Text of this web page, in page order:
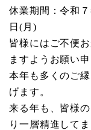
休業期間：令和
日(月)
皆様にはご不便
ますようお願
本年も多くのご
げます。
来る年も、皆様
り一層精進し